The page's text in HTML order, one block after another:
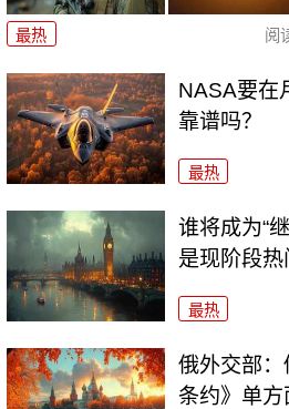
最热 阅
NASA要在
靠谱吗？
最热
谁将成为“
是现阶段热
最热
俄外交部
条约》单方